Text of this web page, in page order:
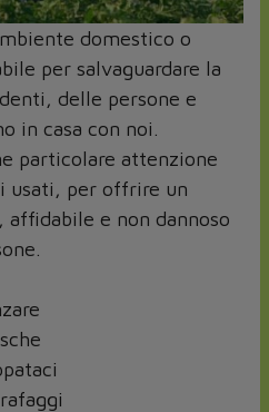
domestico o
per salvaguardare la
delle persone e
in casa con noi.
particolare attenzione
usati, per offrire un
e non dannoso